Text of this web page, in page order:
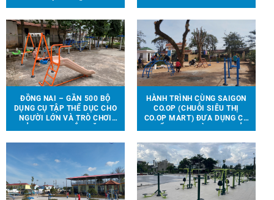
ĐỒNG NAI – GẦN 500 BỘ
DỤNG CỤ TẬP THỂ DỤC CHO
NGƯỜI LỚN VÀ TRÒ CHƠI
HÀNH TRÌNH CÙNG SAIGON
CO.OP (CHUỖI SIÊU THỊ
CO.OP MART) ĐƯA DỤNG CỤ
HỌC TẠI 6 TỈNH THÀNH